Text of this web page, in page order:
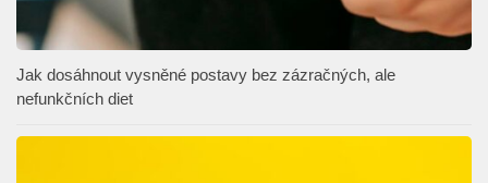
Jak dosáhnout vysněné postavy bez zázračných, ale
nefunkčních diet